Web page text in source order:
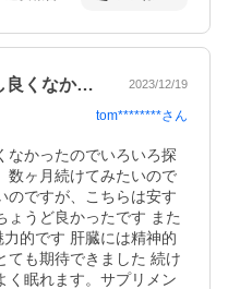
血液検査で肝臓の数値が少し良くなかった… 2023/12/19
tom********さん
なかったのでいろいろ探
数ヶ月続けてみたいので
のですが、こちらは安す
ょうど良かったです また
的です 肝臓には精神的
ても期待できました 続け
く眠れます。サプリメン